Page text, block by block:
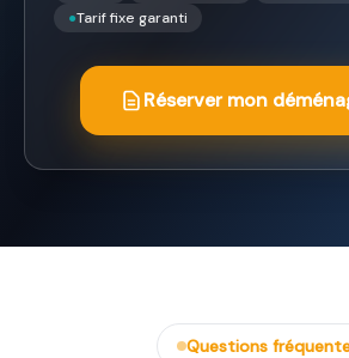
●Tarif fixe garanti
Réserver mon
Questions